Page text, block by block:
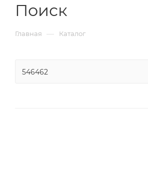
Поиск
Главная — Каталог